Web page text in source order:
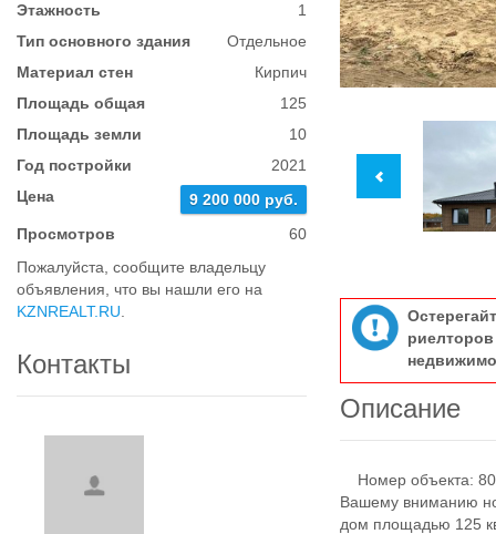
Этажность
1
Тип основного здания
Отдельное
Материал стен
Кирпич
Площадь общая
125
Площадь земли
10
Год постройки
2021
Цена
9 200 000 руб.
Просмотров
60
Пожалуйста, сообщите владельцу
объявления, что вы нашли его на
KZNREALT.RU
Контакты
Описание
Номер объекта:
Вашему вниманию
дом площадью 125